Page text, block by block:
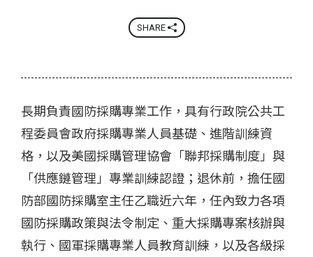
SHARE
長期負責國防採購專業工作，具有行政院公共工
程委員會政府採購專業人員基礎、進階訓練資
格，以及美國採購管理協會「聯邦採購制度」與
「供應鏈管理」專業訓練認證；退休前，擔任國
防部國防採購室主任乙職近六年，任內致力各項
國防採購政策與法令制定、重大採購專案核辦與
執行、國軍採購專業人員教育訓練，以及各級採